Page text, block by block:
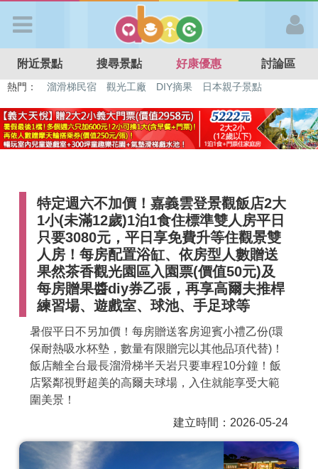
APP登入
首 頁
好康優惠
最新消息
最新留言
商家合作
推薦景點
附近景點 搜尋景點 好康優惠 討論區
熱門： 特色遊戲場 親子住房優惠 台北親子餐廳
溫泉泡湯SPA
特定週六不加價！嘉義雲登景觀飯店2大
1小(未滿12歲)1泊1食住標準雙人房平日
只要3080元，平日享免費升等住觀景雙
人房！每房配置浴缸、依房型人數贈送
果然茶香觀光園區入園票(價值50元)及
每房贈果醬diy券乙張，再享高爾夫推桿
練習場、遊戲室、球池、手足球等
暑假平日不另加價！每房贈送客房迎賓小禮乙份(環
保耐熱吸水杯墊，數量有限贈完以其他品項代替)！
飯店離全台最長溜滑梯半天岩只要車程10分鐘！飯
店緊鄰視野超美的高爾夫球場，入住就能享受大範
圍美景！
建立時間：2026-05-24